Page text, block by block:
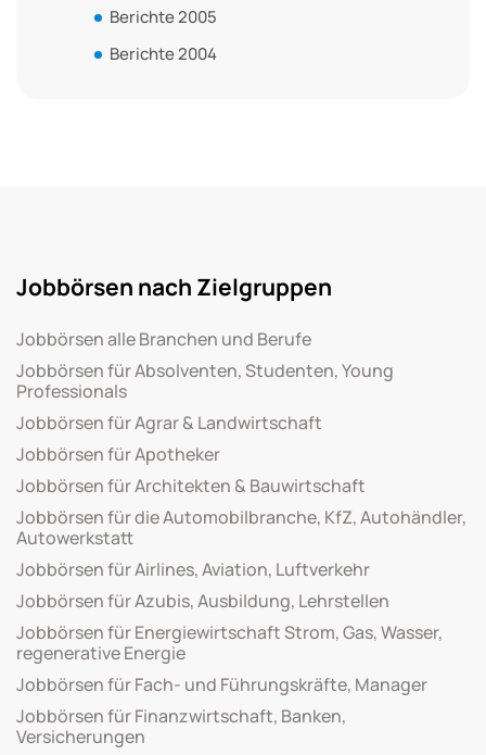
Berichte 2005
Berichte 2004
Jobbörsen nach Zielgruppen
Jobbörsen alle Branchen und Berufe
Jobbörsen für Absolventen, Studenten, Young
Professionals
Jobbörsen für Agrar & Landwirtschaft
Jobbörsen für Apotheker
Jobbörsen für Architekten & Bauwirtschaft
Jobbörsen für die Automobilbranche, KfZ, Autohändler,
Autowerkstatt
Jobbörsen für Airlines, Aviation, Luftverkehr
Jobbörsen für Azubis, Ausbildung, Lehrstellen
Jobbörsen für Energiewirtschaft Strom, Gas, Wasser,
regenerative Energie
Jobbörsen für Fach- und Führungskräfte, Manager
Jobbörsen für Finanzwirtschaft, Banken,
Versicherungen